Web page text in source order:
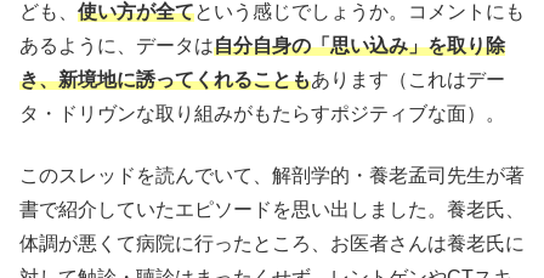
ども、 使い方が全てという感じでしょうか。コメントにも
あるように、データは自分自身の「思い込み」を取り除
き、新境地に誘ってくれることもあります（これはデー
タ・ドリヴンな取り組みがもたらすポジティブな面）。
このスレッドを読んでいて、解剖学的・養老孟司先生が著
書で紹介していたエピソードを思い出しました。養老氏、
体調が悪くて病院に行ったところ、お医者さんは養老氏に